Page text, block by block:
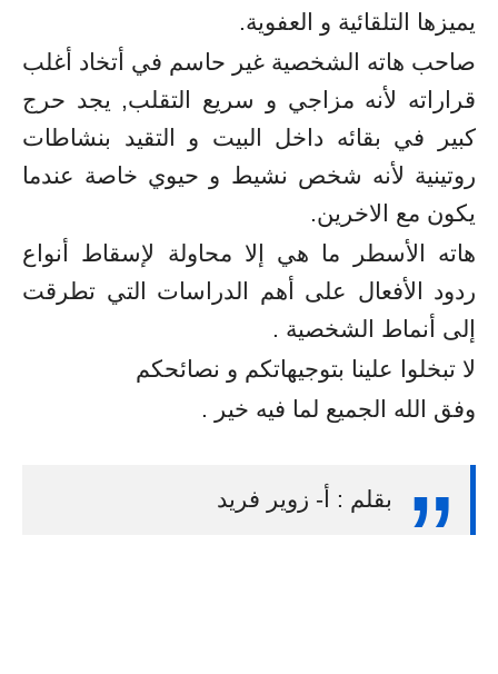
يميزها التلقائية و العفوية.
صاحب هاته الشخصية غير حاسم في أتخاد أغلب
قراراته لأنه مزاجي و سريع التقلب, يجد حرج
كبير في بقائه داخل البيت و التقيد بنشاطات
روتينية لأنه شخص نشيط و حيوي خاصة عندما
يكون مع الاخرين.
هاته الأسطر ما هي إلا محاولة لإسقاط أنواع
ردود الأفعال على أهم الدراسات التي تطرقت
إلى أنماط الشخصية .
لا تبخلوا علينا بتوجيهاتكم و نصائحكم
وفق الله الجميع لما فيه خير .
بقلم : أ- زوير فريد